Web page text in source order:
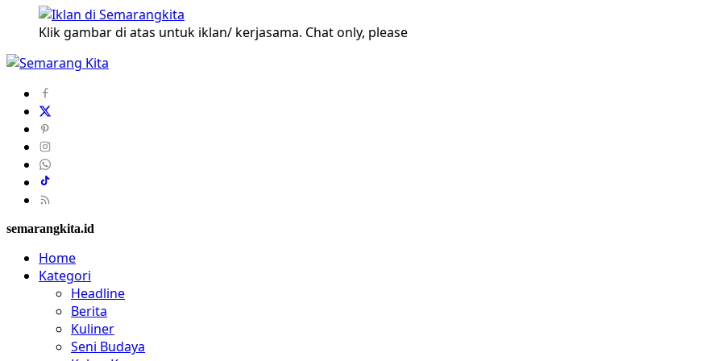
Klik gambar di atas untuk iklan/ kerjasama. Chat only, please
semarangkita.id
Home
Kategori
Headline
Berita
Kuliner
Seni Budaya